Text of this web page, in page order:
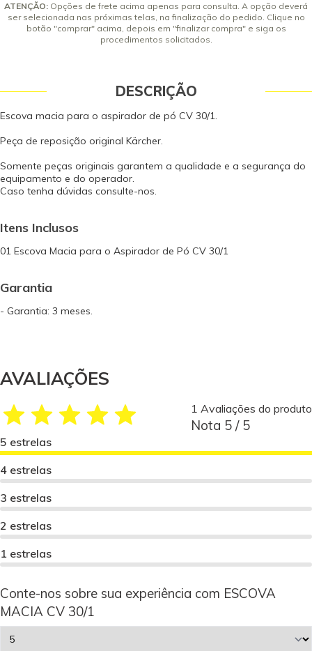
ATENÇÃO: Opções de frete acima apenas para consulta. A opção deverá
ser selecionada nas próximas telas, na finalização do pedido. Clique no
botão "comprar" acima, depois em "finalizar compra" e siga os
procedimentos solicitados.
DESCRIÇÃO
Escova macia para o aspirador de pó CV 30/1.
Peça de reposição original Kärcher.
Somente peças originais garantem a qualidade e a segurança do
equipamento e do operador.
Caso tenha dúvidas consulte-nos.
Itens Inclusos
01 Escova Macia para o Aspirador de Pó CV 30/1
Garantia
- Garantia: 3 meses.
AVALIAÇÕES
1 Avaliações do produto
Nota 5 / 5
5 estrelas
4 estrelas
3 estrelas
2 estrelas
1 estrelas
Conte-nos sobre sua experiência com ESCOVA
MACIA CV 30/1